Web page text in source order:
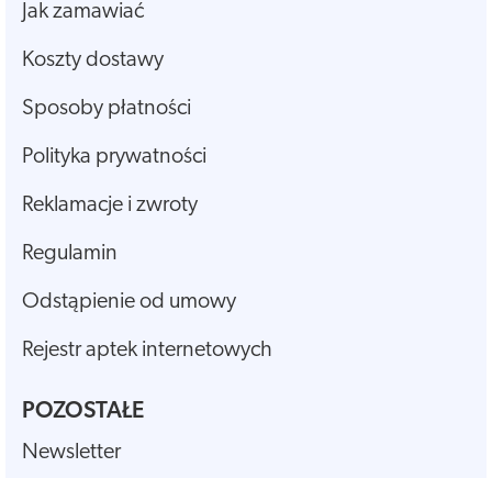
Jak zamawiać
Koszty dostawy
Sposoby płatności
Polityka prywatności
Reklamacje i zwroty
Regulamin
Odstąpienie od umowy
Rejestr aptek internetowych
POZOSTAŁE
Newsletter